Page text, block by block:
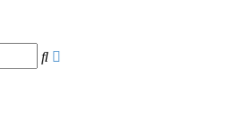
Поиск